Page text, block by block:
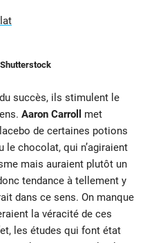
Shutterstock
succès, ils stimulent le
Aaron Carroll
met
de certaines potions
chocolat, qui n’agiraient
mais auraient plutôt un
tendance à tellement y
dans ce sens. On manque
la véracité de ces
les études qui font état